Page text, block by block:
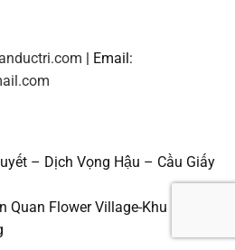
| Email:
– Dịch Vọng Hậu – Cầu Giấy
Quan Flower Village-Khu hưu trí